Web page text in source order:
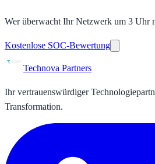
Wer überwacht Ihr Netzwerk um 3 Uhr
Kostenlose SOC-Bewertung
Technova Partners
Ihr vertrauenswürdiger
Transformation.